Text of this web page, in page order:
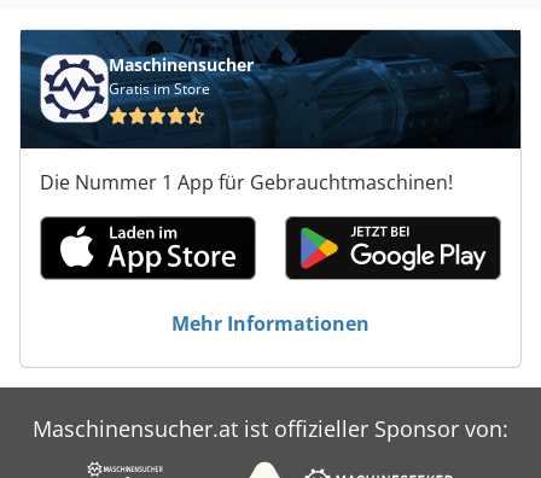
Maschinensucher
Gratis im Store
Die Nummer 1 App für Gebrauchtmaschinen!
Mehr Informationen
Maschinensucher.at ist offizieller Sponsor von: